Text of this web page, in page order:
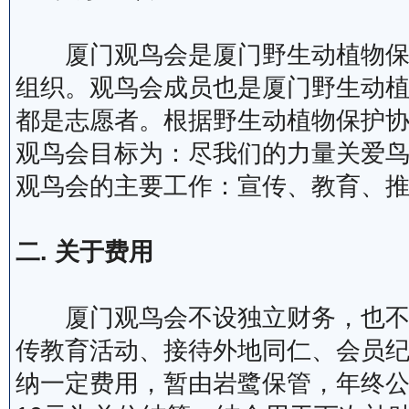
厦门观鸟会是厦门野生动植物保
组织。观鸟会成员也是厦门野生动
都是志愿者。根据野生动植物保护
观鸟会目标为：尽我们的力量关爱
观鸟会的主要工作：宣传、教育、
二. 关于费用
厦门观鸟会不设独立财务，也不
传教育活动、接待外地同仁、会员
纳一定费用，暂由岩鹭保管，年终